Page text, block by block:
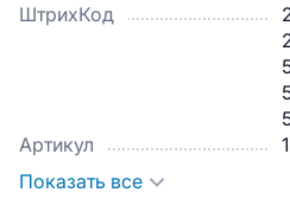
ШтрихКод
Артикул
Показать все